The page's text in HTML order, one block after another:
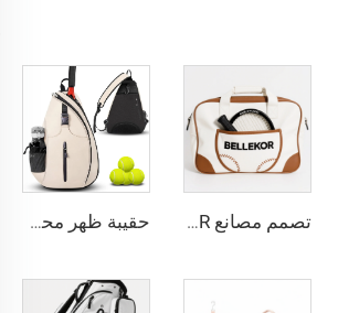
تصمم مصانع BELLEKOR حقائب تنس احترافية (نمط كتفين متعدد الوظائف) حقيبة ظهر محمولة مقاومة للماء مخصصة للرجال والنساء تحتوي على مضرب تنس وريشة بادمنتون